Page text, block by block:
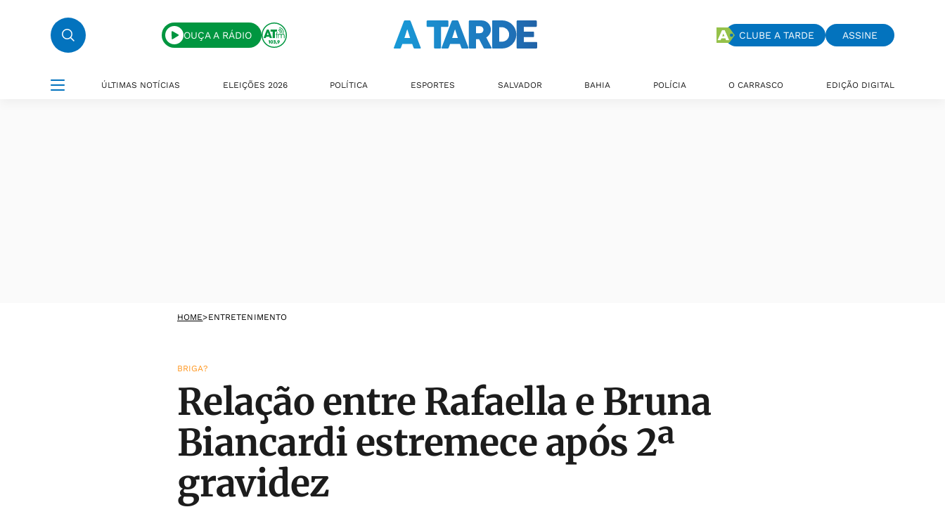
OUÇA A RÁDIO CLUBE A TARDE ASSINE
ÚLTIMAS NOTÍCIAS ELEIÇÕES 2026 POLÍTICA ESPORTES SALVADOR BAHIA POLÍCIA O CARRASCO EDIÇÃO DIGITAL
HOME>ENTRETENIMENTO
BRIGA?
Relação entre Rafaella e Bruna
Biancardi estremece após 2ª
gravidez